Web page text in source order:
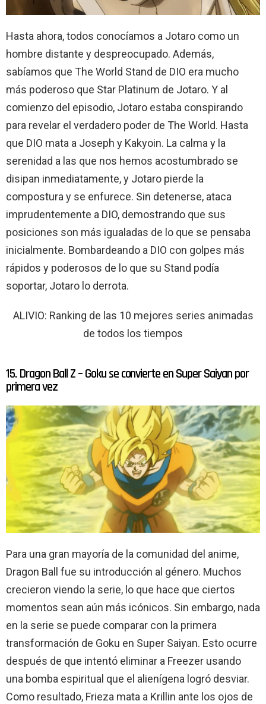
Hasta ahora, todos conocíamos a Jotaro como un
hombre distante y despreocupado. Además,
sabíamos que The World Stand de DIO era mucho
más poderoso que Star Platinum de Jotaro. Y al
comienzo del episodio, Jotaro estaba conspirando
para revelar el verdadero poder de The World. Hasta
que DIO mata a Joseph y Kakyoin. La calma y la
serenidad a las que nos hemos acostumbrado se
disipan inmediatamente, y Jotaro pierde la
compostura y se enfurece. Sin detenerse, ataca
imprudentemente a DIO, demostrando que sus
posiciones son más igualadas de lo que se pensaba
inicialmente. Bombardeando a DIO con golpes más
rápidos y poderosos de lo que su Stand podía
soportar, Jotaro lo derrota.
ALIVIO: Ranking de las 10 mejores series animadas
de todos los tiempos
15. Dragon Ball Z – Goku se convierte en Super Saiyan por
primera vez
Para una gran mayoría de la comunidad del anime,
Dragon Ball fue su introducción al género. Muchos
crecieron viendo la serie, lo que hace que ciertos
momentos sean aún más icónicos. Sin embargo, nada
en la serie se puede comparar con la primera
transformación de Goku en Super Saiyan. Esto ocurre
después de que intentó eliminar a Freezer usando
una bomba espiritual que el alienígena logró desviar.
Como resultado, Frieza mata a Krillin ante los ojos de